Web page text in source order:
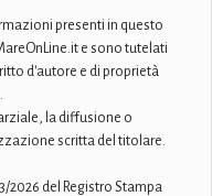
presenti in questo
e sono tutelati
d'autore e di proprietà
la diffusione o
scritta del titolare.
2026 del Registro Stampa